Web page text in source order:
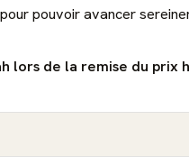
pouvoir avancer
de la remise du prix